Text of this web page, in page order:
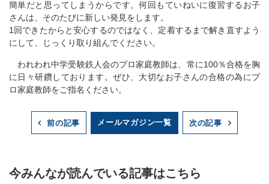
簡単だと思ってしまうからです。何回もていねいに復習するお子
さんは、そのたびに新しい発見をします。
1回できたからと安心するのではなく、定着するまで解き直すよう
にして、じっくり取り組んでください。
われわれ中学受験鉄人会のプロ家庭教師は、常に100％合格を胸
に日々研鑽しております。ぜひ、大切なお子さんの合格の為にプ
ロ家庭教師をご指名ください。
前の記事 メールマガジン一覧 次の記事
今みんなが読んでいる記事はこちら